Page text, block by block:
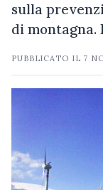
sulla
di montagna.
PUBBLICATO IL 7